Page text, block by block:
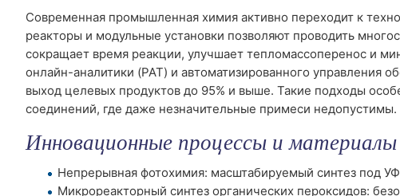
Современная промышленная химия активно переходит к
реакторы и модульные установки позволяют проводить
сокращает время реакции, улучшает тепломассоперенос и
онлайн-аналитики (PAT) и автоматизированного управления
выход целевых продуктов до 95% и выше. Такие подходы
соединений, где даже незначительные примеси недопустимы.
Инновационные процессы и материалы
Непрерывная фотохимия: масштабируемый синтез под
Микрореакторный синтез органических пероксидов: